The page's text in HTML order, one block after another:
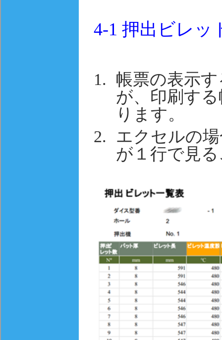
4-1 押出ビレッ
帳票の表示
が、印刷す
ります。
エクセルの
が１行で見